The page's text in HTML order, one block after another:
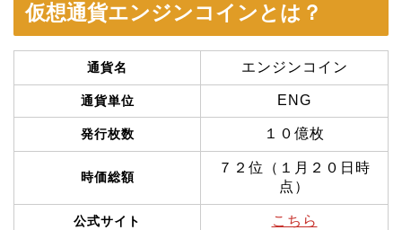
仮想通貨エンジンコインとは？
通貨名 エンジンコイン
通貨単位 ENG
発行枚数 １０億枚
時価総額
７２位（１月２０日時
点）
公式サイト こちら